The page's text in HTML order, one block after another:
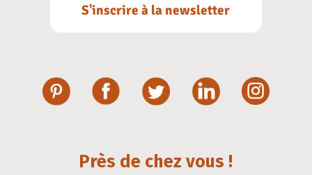
S'inscrire à la newsletter
Près de chez vous !